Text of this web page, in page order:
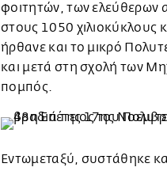
φοιτητών, των ελεύθερων
στους 1050 χιλιοκύκλους
ήρθανε και το μικρό
και μετά στη σχολή των
πομπός.
Εντωμεταξύ, συστάθηκε